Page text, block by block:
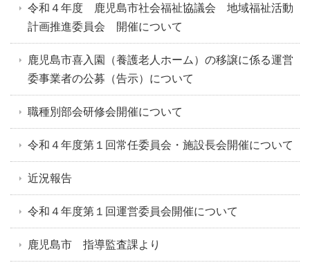
令和４年度 鹿児島市社会福祉協議会 地域福祉活動
計画推進委員会 開催について
鹿児島市喜入園（養護老人ホーム）の移譲に係る運営
委事業者の公募（告示）について
職種別部会研修会開催について
令和４年度第１回常任委員会・施設長会開催について
近況報告
令和４年度第１回運営委員会開催について
鹿児島市 指導監査課より